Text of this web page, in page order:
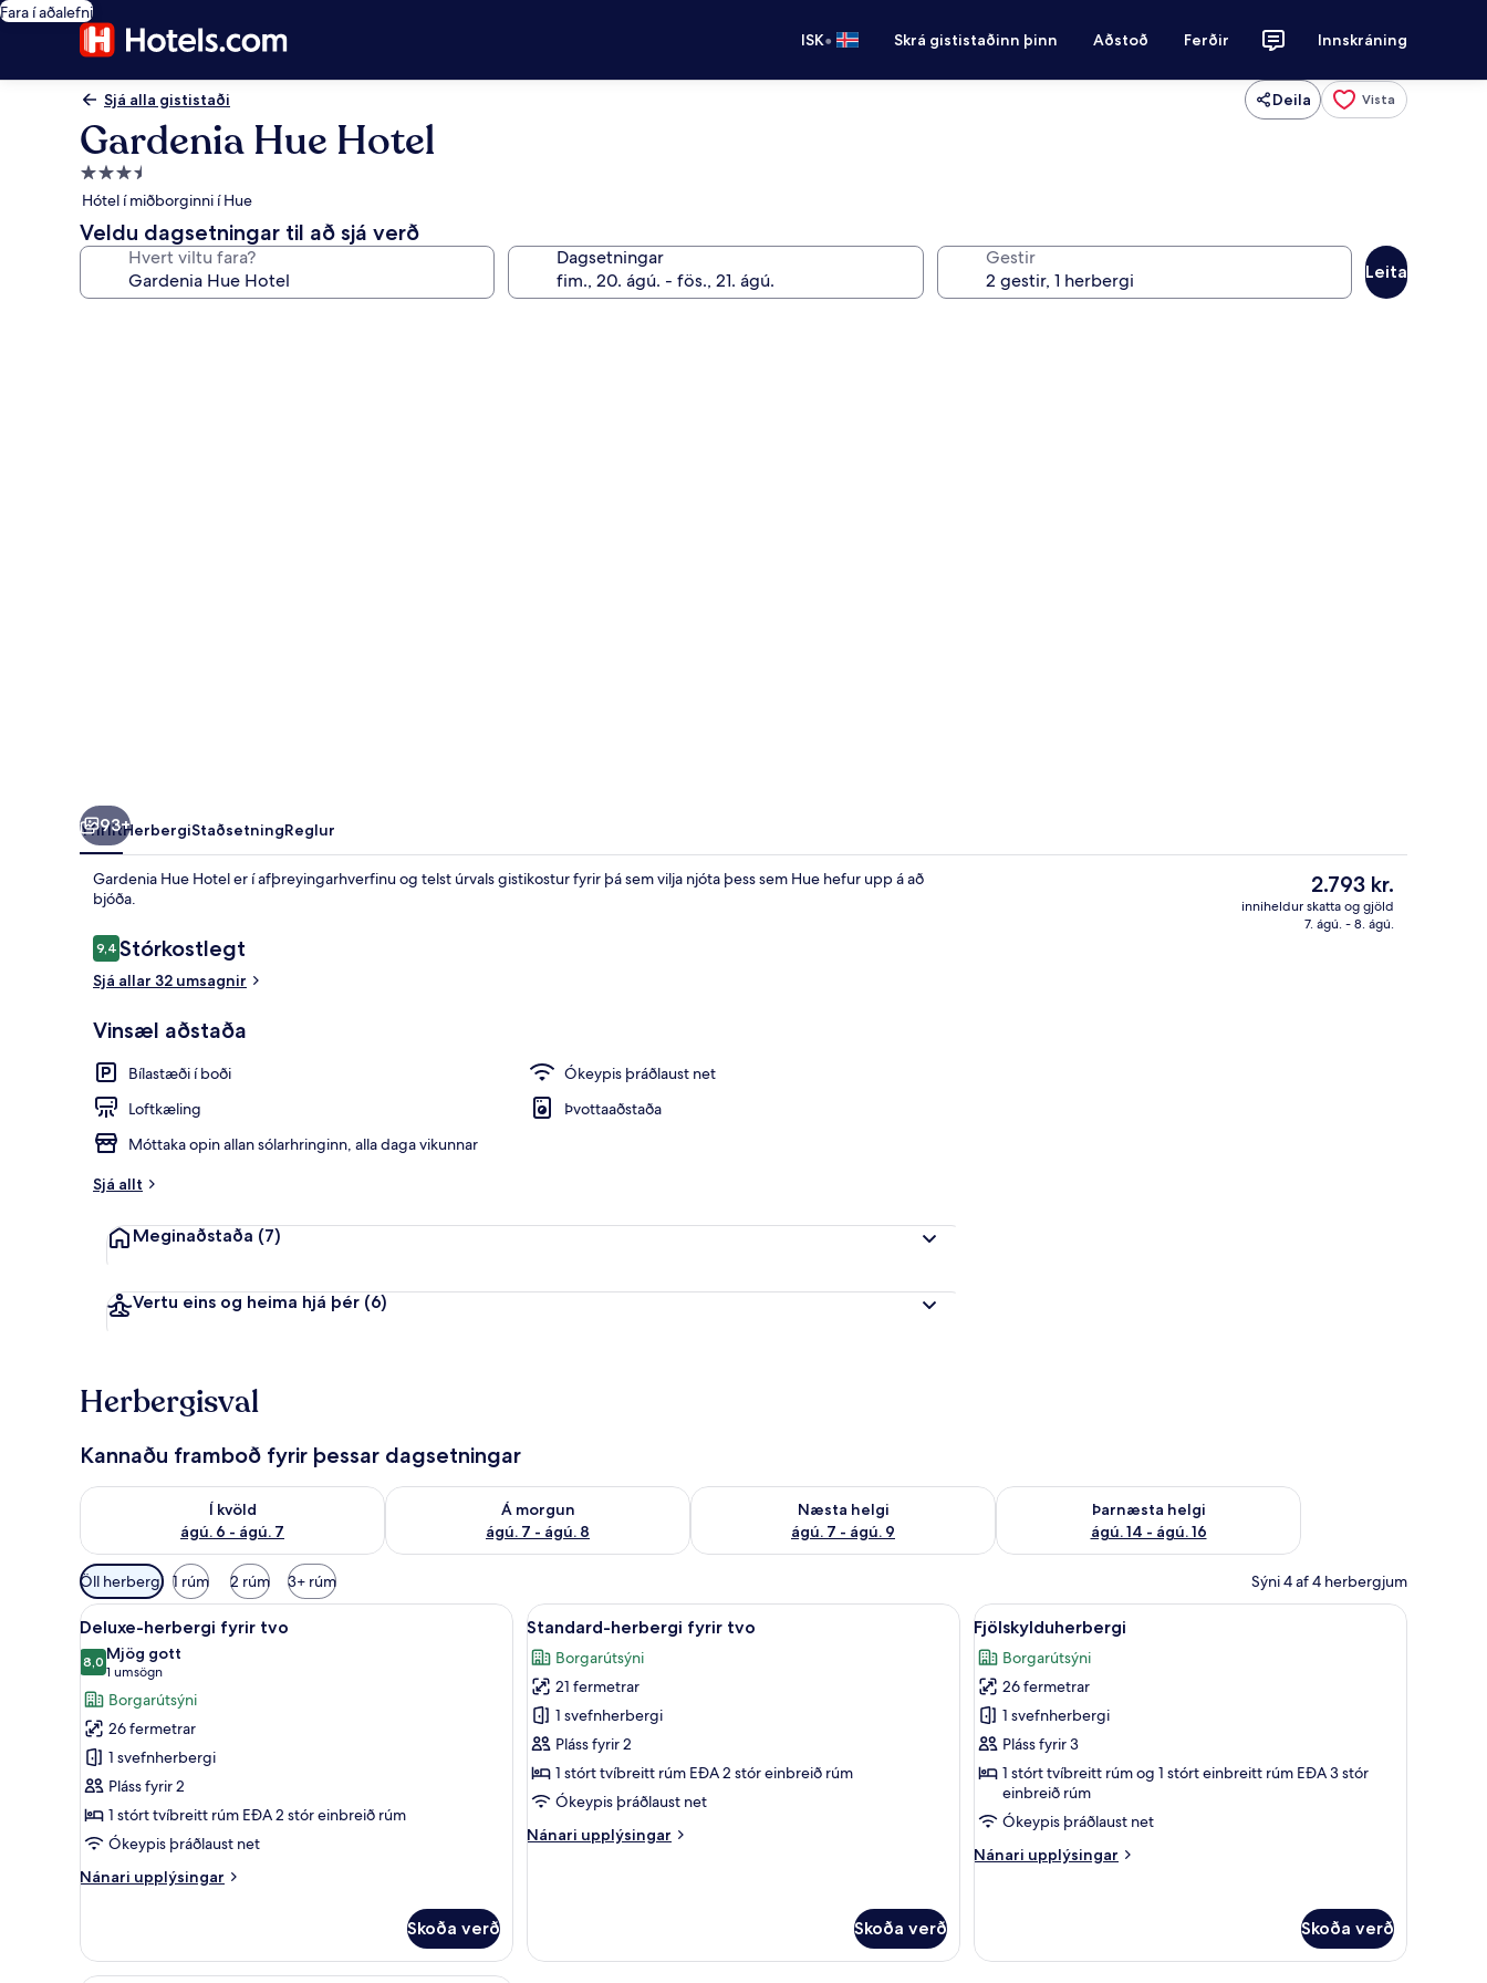
Fara í aðalefni
ISK• Skrá gististaðinn þinn Aðstoð Ferðir Innskráning
Sjá alla gististaði Deila Vista
Gardenia Hue Hotel
3.5
stjörnu
gististaður
Hótel í miðborginni í Hue
Veldu dagsetningar til að sjá verð
Hvert viltu fara? Dagsetningar Gestir
Leita
Deluxe-herbergi fyrir tvo | Verönd/útipallur
Fjölskylduherbergi | Míníbar,
93+
YfirlitHerbergiStaðsetningReglur
Gardenia Hue Hotel er í afþreyingarhverfinu og telst úrvals gistikostur fyrir þá sem vilja njóta þess sem Hue hefur upp á að
bjóða.
Umsagnir
9,49,4 af 10
Stórkostlegt
Sjá allar 32 umsagnir
Vinsæl aðstaða
Bílastæði í boði
Ókeypis þráðlaust net
Loftkæling
Þvottaaðstaða
Móttaka opin allan sólarhringinn, alla daga vikunnar
Sjá allt
Meginaðstaða (7)
Vertu eins og heima hjá þér (6)
Núverandi
verð
er
2.793 kr.
inniheldur skatta og gjöld
7. ágú. - 8. ágú.
Herbergisval
Kannaðu framboð fyrir þessar dagsetningar
Í kvöld
ágú. 6 - ágú. 7
Athuga framboð í kvöld ágú. 6 - ágú. 7
Á morgun
ágú. 7 - ágú. 8
Athuga framboð á morgun ágú. 7 - ágú. 8
Næsta helgi
ágú. 7 - ágú. 9
Athuga framboð næstu helgi ágú. 7 - ágú. 9
Þarnæsta helgi
ágú. 14 - ágú. 16
Athuga framboð þarnæstu helgi ágú. 14 - ágú. 16
Síur
í
boði
fyrir
herbergi
Öll herbergi 1 rúm 2 rúm 3+ rúm Sýni 4 af 4 herbergjum
Skoða
allar
myndir
fyrir
Deluxe-
herbergi
fyrir
tvo
Deluxe-herbergi fyrir tvo | Míníbar, öryggishólf í herbergi, skrifborð, myrkratjöld/-gardínur
21
Deluxe-herbergi fyrir tvo
8,08,0 af 10
Mjög gott
1 umsögn
(1
umsögn)
Borgarútsýni
26 fermetrar
1 svefnherbergi
Pláss fyrir 2
1 stórt tvíbreitt rúm EÐA 2 stór einbreið rúm
Ókeypis þráðlaust net
Nánari upplýsingar
Nánari
herbergi
fyrir
Skoða verð
Skoða
allar
myndir
fyrir
Standard-
herbergi
fyrir
tvo
Standard-herbergi fyrir tvo | Míníbar, öryggishólf í herbergi, skrifborð, myrkratjöld/-gardínur
21
Standard-herbergi fyrir tvo
Borgarútsýni
21 fermetrar
1 svefnherbergi
Pláss fyrir 2
1 stórt tvíbreitt rúm EÐA 2 stór einbreið rúm
Ókeypis þráðlaust net
Nánari upplýsingar
Nánari
tvo
Skoða verð
Skoða
allar
myndir
fyrir
Fjölskylduherbergi
Fjölskylduherbergi | Míníbar, öryggishólf í
19
Fjölskylduherbergi
Borgarútsýni
26 fermetrar
1 svefnherbergi
Pláss fyrir 3
1 stórt tvíbreitt rúm og 1 stórt einbreitt rúm EÐA 3 stór
einbreið rúm
Ókeypis þráðlaust net
Nánari upplýsingar
Nánari
Skoða verð